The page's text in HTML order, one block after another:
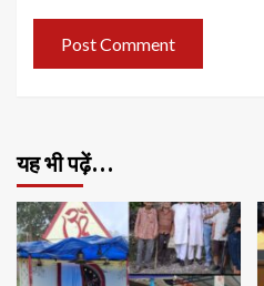
यह भी पढ़ें…